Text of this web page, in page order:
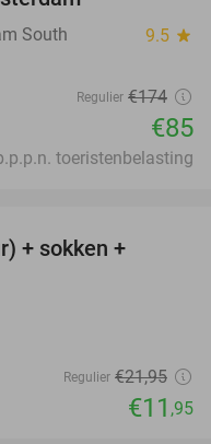
South 9.5 star
Regulier €174
€85
toeristenbelasting
+ sokken +
Regulier €21,95
€11 ,95